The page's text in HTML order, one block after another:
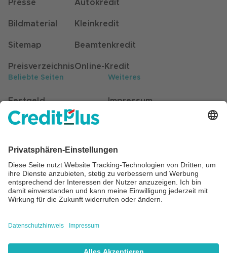
Presse
Bildmaterial
Sitemap
Preisverzeichnis
Autokredit
Kleinkredit
Beamtenkredit
Online-Kredit
Beliebte Seiten
Festgeld
Kunden werben Kunden
Self-Service für Kunden
Beratung
Weiteres
Impressum
Barrierefreiheit
Cookie Einstellungen
Creditplus Bank AG, Stuttgart